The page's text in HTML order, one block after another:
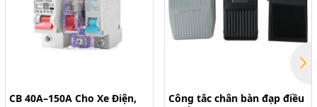
CB 40A–150A Cho Xe Điện,
Công tắc chân bàn đạp điều